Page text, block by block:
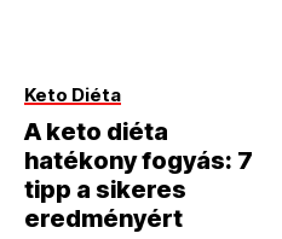
Keto Diéta
A keto diéta
hatékony fogyás: 7
tipp a sikeres
eredményért